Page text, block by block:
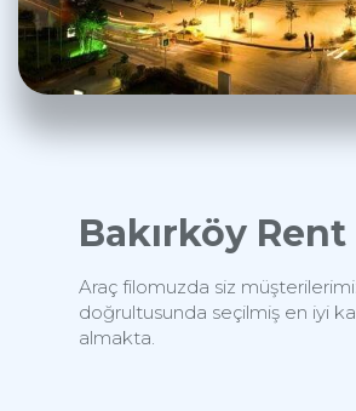
Bakırköy Rent
Araç filomuzda siz
doğrultusunda seçilmiş en iyi
almakta.